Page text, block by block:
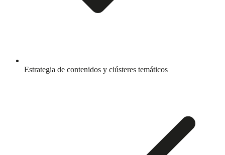
Estrategia de contenidos y clústeres temáticos